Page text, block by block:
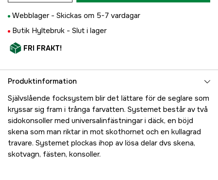
Webblager - Skickas om 5-7 vardagar
Butik Hyltebruk - Slut i lager
FRI FRAKT!
Produktinformation
Självslående focksystem blir det lättare för de seglare som
kryssar sig fram i trånga farvatten. Systemet består av två
sidokonsoller med universalinfästningar i däck, en böjd
skena som man riktar in mot skothornet och en kullagrad
travare. Systemet plockas ihop av lösa delar dvs skena,
skotvagn, fästen, konsoller.